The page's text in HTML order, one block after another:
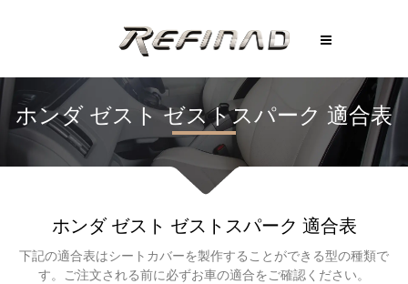
ホンダ ゼスト ゼストスパーク 適合表
ホンダ ゼスト ゼストスパーク 適合表
下記の適合表はシートカバーを製作することができる型の種類で
す。
ご注文される前に必ずお車の適合をご確認ください。